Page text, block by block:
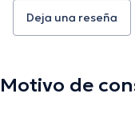
Deja una reseña
Motivo de